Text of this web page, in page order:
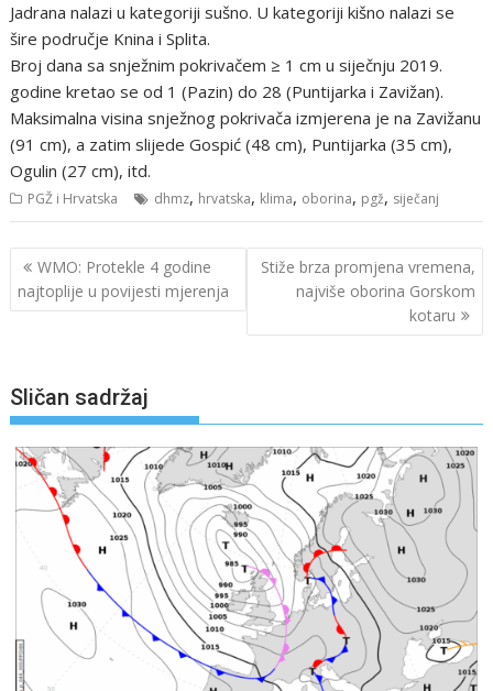
Jadrana nalazi u kategoriji sušno. U kategoriji kišno nalazi se
šire područje Knina i Splita.
Broj dana sa snježnim pokrivačem ≥ 1 cm u siječnju 2019.
godine kretao se od 1 (Pazin) do 28 (Puntijarka i Zavižan).
Maksimalna visina snježnog pokrivača izmjerena je na Zavižanu
(91 cm), a zatim slijede Gospić (48 cm), Puntijarka (35 cm),
Ogulin (27 cm), itd.
PGŽ i Hrvatska dhmz, hrvatska, klima, oborina, pgž, siječanj
Navigacija
objava
WMO: Protekle 4 godine
najtoplije u povijesti mjerenja
Stiže brza promjena vremena,
najviše oborina Gorskom
kotaru
Sličan sadržaj